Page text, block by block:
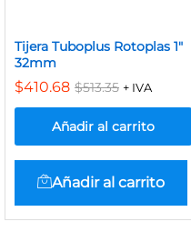
Tijera Tuboplus Rotoplas 1″
32mm
$410.68 $513.35 + IVA
Añadir al carrito
Añadir al carrito